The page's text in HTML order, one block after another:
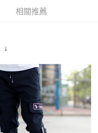
儲值。
可完成結帳。
訊。
中的連結，可透過四大超商／
視為交易完成。
，但若您需要取消訂單，請聯絡
仍視為有效，需透過AFTEE先享
結帳頁面顯示為準，若有關於
費
費
費
相關推薦
↓